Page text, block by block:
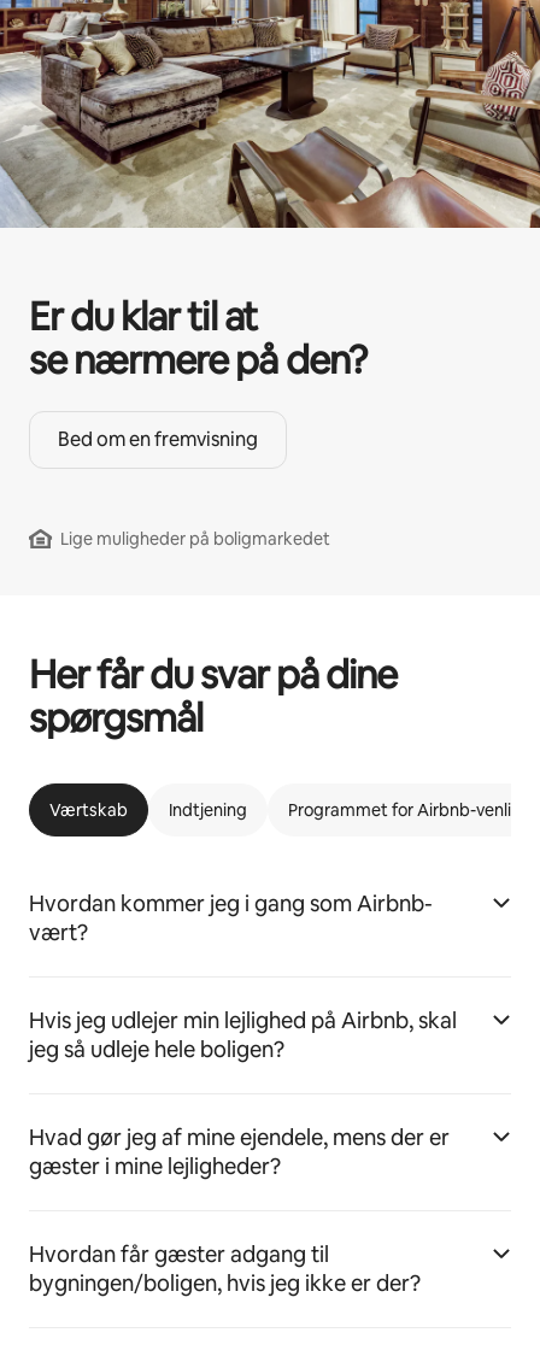
Er du klar til at
se nærmere på den?
Bed om en fremvisning
Lige muligheder på boligmarkedet
Her får du svar på dine
spørgsmål
Værtskab Indtjening Programmet for Airbnb-venlige
Hvordan kommer jeg i gang som Airbnb-
vært?
Hvis jeg udlejer min lejlighed på Airbnb, skal
jeg så udleje hele boligen?
Hvad gør jeg af mine ejendele, mens der er
gæster i mine lejligheder?
Hvordan får gæster adgang til
bygningen/boligen, hvis jeg ikke er der?